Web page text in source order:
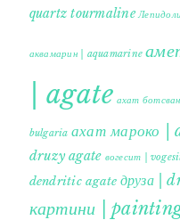
quartz tourmaline
аквамарин | aquamarine
| agate ахат
bulgaria ахат мароко |
druzy agate вогесит |
dendritic agate друза |
картини |